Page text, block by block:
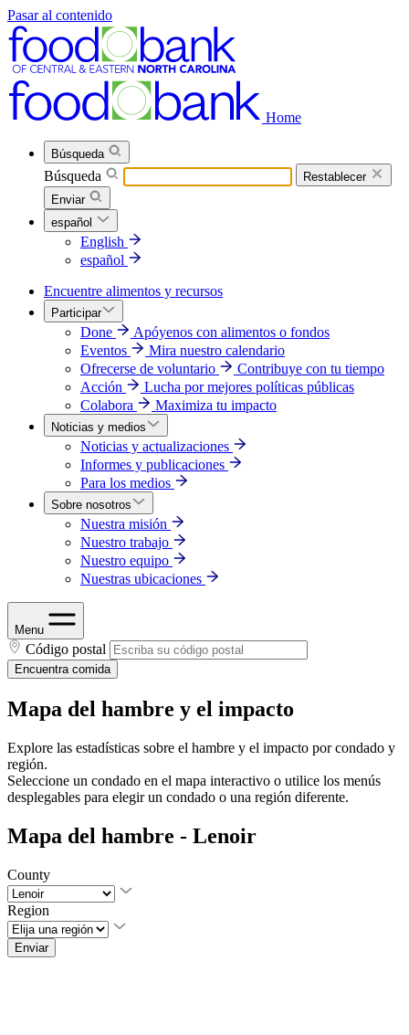
Pasar al contenido
Home
Búsqueda
Búsqueda
Restablecer
Enviar
español
English
español
Encuentre alimentos y recursos
Participar
Done
Apóyenos con alimentos o fondos
Eventos
Mira nuestro calendario
Ofrecerse de voluntario
Contribuye con tu tiempo
Acción
Lucha por mejores políticas públicas
Colabora
Maximiza tu impacto
Noticias y medios
Noticias y actualizaciones
Informes y publicaciones
Para los medios
Sobre nosotros
Nuestra misión
Nuestro trabajo
Nuestro equipo
Nuestras ubicaciones
Menu
Código postal
Encuentra comida
Mapa del hambre y el impacto
Explore las estadísticas sobre el hambre y el impacto por condado y
región.
Seleccione un condado en el mapa interactivo o utilice los menús
desplegables para elegir un condado o una región diferente.
Mapa del hambre - Lenoir
County
Region
Enviar